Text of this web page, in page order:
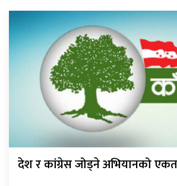
देश र कांग्रेस जोड्ने अभियानको